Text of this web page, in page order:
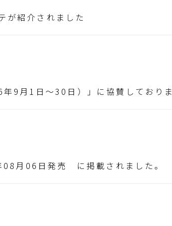
が紹介されました
年9月1日～30日）」に協賛しており
08月06日発売 に掲載されました。